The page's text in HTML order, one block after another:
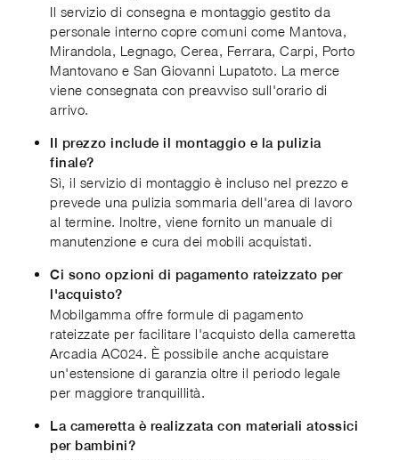
Il servizio di consegna e montaggio gestito da
personale interno copre comuni come Mantova,
Mirandola, Legnago, Cerea, Ferrara, Carpi, Porto
Mantovano e San Giovanni Lupatoto. La merce
viene consegnata con preavviso sull'orario di
arrivo.
Il prezzo include il montaggio e la pulizia
finale?
Sì, il servizio di montaggio è incluso nel prezzo e
prevede una pulizia sommaria dell'area di lavoro
al termine. Inoltre, viene fornito un manuale di
manutenzione e cura dei mobili acquistati.
Ci sono opzioni di pagamento rateizzato per
l'acquisto?
Mobilgamma offre formule di pagamento
rateizzate per facilitare l'acquisto della cameretta
Arcadia AC024. È possibile anche acquistare
un'estensione di garanzia oltre il periodo legale
per maggiore tranquillità.
La cameretta è realizzata con materiali atossici
per bambini?